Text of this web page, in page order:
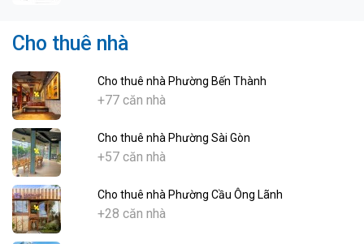
Cho thuê nhà
Cho thuê nhà Phường Bến Thành
+77 căn nhà
Cho thuê nhà Phường Sài Gòn
+57 căn nhà
Cho thuê nhà Phường Cầu Ông Lãnh
+28 căn nhà